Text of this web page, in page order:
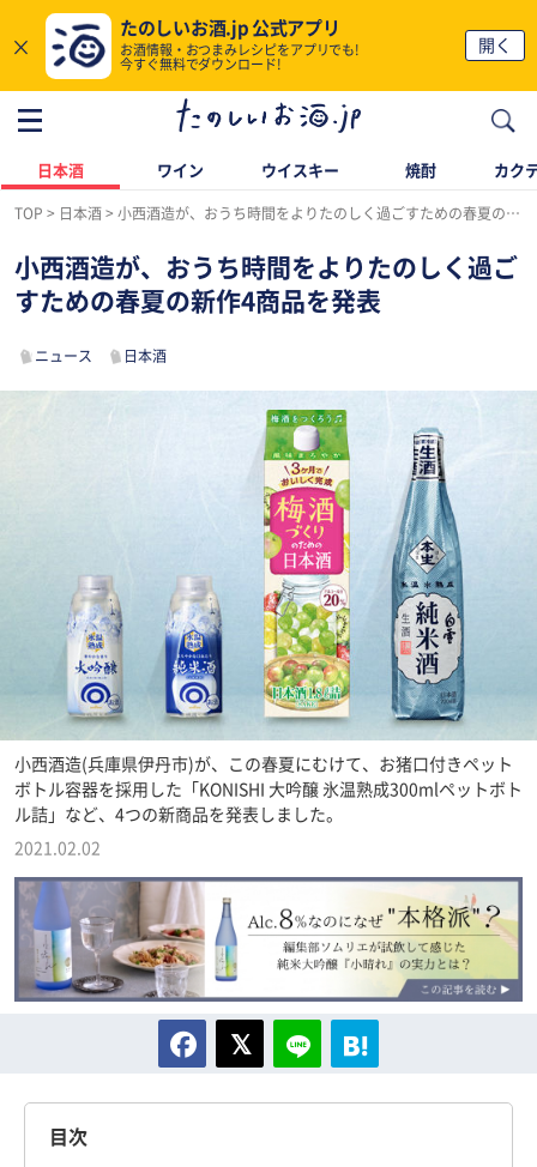
×
たのしいお酒.jp 公式アプリ
お酒情報・おつまみレシピをアプリでも!
今すぐ無料でダウンロード!
開く
日本酒 ワイン ウイスキー 焼酎 カク
TOP 日本酒 小西酒造が、おうち時間をよりたのしく過ごすための春夏の新作4商品を発表
小西酒造が、おうち時間をよりたのしく過ご
すための春夏の新作4商品を発表
ニュース 日本酒
小西酒造(兵庫県伊丹市)が、この春夏にむけて、お猪口付きペット
ボトル容器を採用した「KONISHI 大吟醸 氷温熟成300mlペットボト
ル詰」など、4つの新商品を発表しました。
2021.02.02
目次